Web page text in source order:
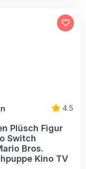
4.5
Plüsch Figur
Switch
Bros.
Kino TV